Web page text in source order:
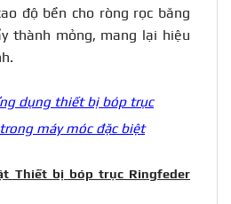
độ bền cho ròng rọc băng
thành mỏng, mang lại hiệu
dụng thiết bị bóp trục
máy móc đặc biệt
Thiết bị bóp trục Ringfeder